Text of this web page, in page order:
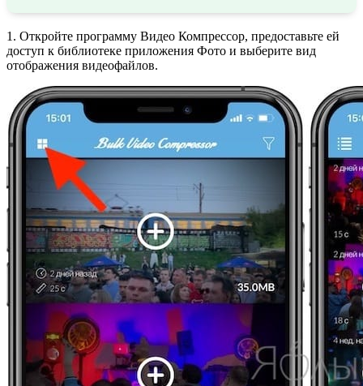
1. Откройте программу Видео Компрессор, предоставьте ей
доступ к библиотеке приложения Фото и выберите вид
отображения видеофайлов.